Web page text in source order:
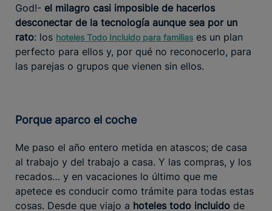
God!- el milagro casi imposible de hacerlos
desconectar de la tecnología aunque sea por un
rato: los hoteles Todo Incluido para familias es un plan
perfecto para ellos y, por qué no reconocerlo, para
las parejas o grupos que vienen sin ellos.
Porque aparco el coche
Me paso el año entero metida en atascos; de casa
al trabajo y del trabajo a casa. Y las compras, y los
recados… y en vacaciones lo último que me
apetece es conducir como trámite para todas estas
cosas. Desde que viajo a hoteles todo incluido de